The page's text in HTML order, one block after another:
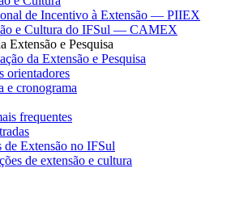
de Incentivo à Extensão — PIIEX
e Cultura do IFSul — CAMEX
Extensão e Pesquisa
da Extensão e Pesquisa
orientadores
e cronograma
frequentes
de Extensão no IFSul
de extensão e cultura